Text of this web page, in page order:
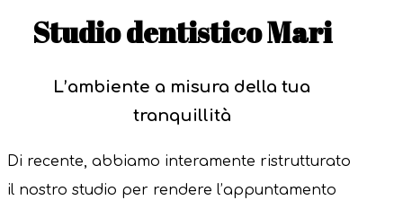
Studio dentistico Mari
L’ambiente a misura della tua
tranquillità
Di recente, abbiamo interamente ristrutturato
il nostro studio per rendere l’appuntamento